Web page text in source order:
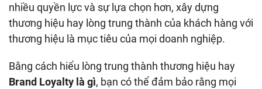
nhiều quyền lực và sự lựa chọn hơn, xây dựng
thương hiệu hay lòng trung thành của khách hàng với
thương hiệu là mục tiêu của mọi doanh nghiệp.
Bằng cách hiểu lòng trung thành thương hiệu hay
Brand Loyalty là gì, bạn có thể đảm bảo rằng mọi